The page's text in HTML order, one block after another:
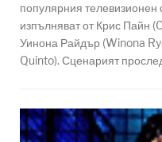
популярния телевизионен
изпълняват от Крис Пайн
Уинона Райдър (Winona
Quinto). Сценарият